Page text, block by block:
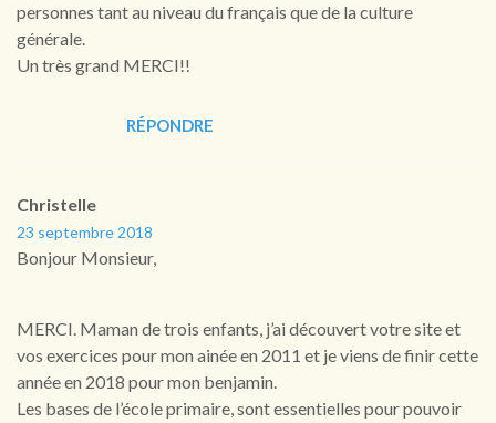
personnes tant au niveau du français que de la culture
générale.
Un très grand MERCI!!
RÉPONDRE
Christelle
23 septembre 2018
Bonjour Monsieur,
MERCI. Maman de trois enfants, j’ai découvert votre site et
vos exercices pour mon ainée en 2011 et je viens de finir cette
année en 2018 pour mon benjamin.
Les bases de l’école primaire, sont essentielles pour pouvoir